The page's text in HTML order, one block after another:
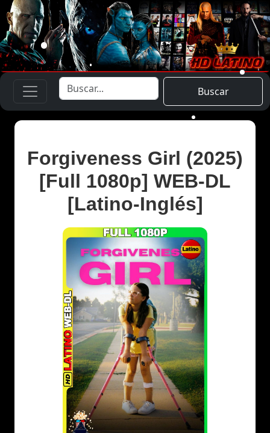
Buscar
Forgiveness Girl (2025)
[Full 1080p] WEB-DL
[Latino-Inglés]